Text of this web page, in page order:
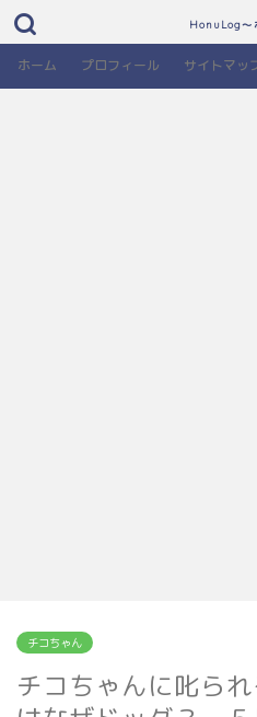
HonuLog～
ホーム プロフィール サイトマッ
チコちゃん
チコちゃんに叱ら